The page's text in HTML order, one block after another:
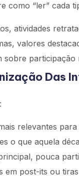
como “ler” cada
atividades
valores
sobre
Das
relevantes para
o que aquela
pouca
em post-its ou